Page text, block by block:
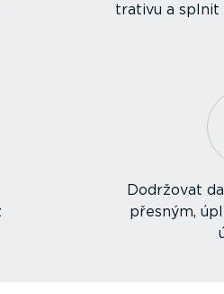
trativu a splnit
Dodržovat
přesným,